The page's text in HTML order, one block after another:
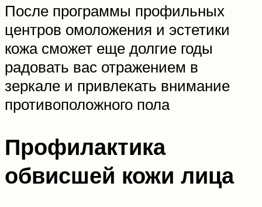
После программы профильных
центров омоложения и эстетики
кожа сможет еще долгие годы
радовать вас отражением в
зеркале и привлекать внимание
противоположного пола
Профилактика
обвисшей кожи лица